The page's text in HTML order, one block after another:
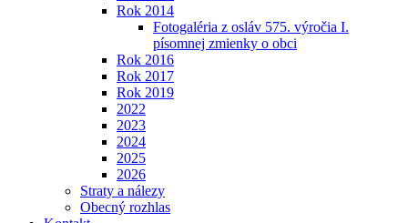
Rok 2014
Fotogaléria z osláv 575. výročia I.
písomnej zmienky o obci
Rok 2016
Rok 2017
Rok 2019
2022
2023
2024
2025
2026
Straty a nálezy
Obecný rozhlas